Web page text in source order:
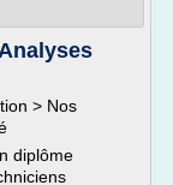
> Nos
diplôme